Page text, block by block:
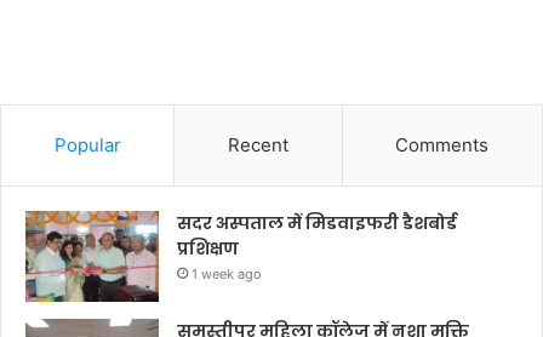
Popular Recent Comments
सदर अस्पताल में मिडवाइफरी डैशबोर्ड
प्रशिक्षण
1 week ago
समस्तीपुर महिला कॉलेज में नशा मुक्ति